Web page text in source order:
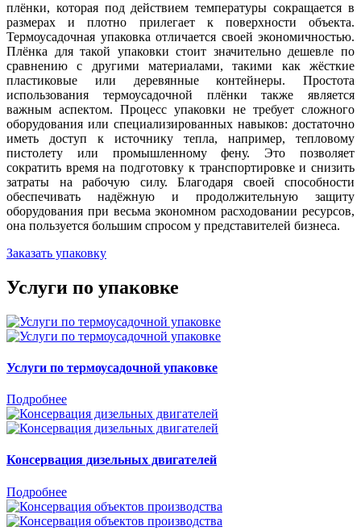
плёнки, которая под действием температуры сокращается в
размерах и плотно прилегает к поверхности объекта.
Термоусадочная упаковка отличается своей экономичностью.
Плёнка для такой упаковки стоит значительно дешевле по
сравнению с другими материалами, такими как жёсткие
пластиковые или деревянные контейнеры. Простота
использования термоусадочной плёнки также является
важным аспектом. Процесс упаковки не требует сложного
оборудования или специализированных навыков: достаточно
иметь доступ к источнику тепла, например, тепловому
пистолету или промышленному фену. Это позволяет
сократить время на подготовку к транспортировке и снизить
затраты на рабочую силу. Благодаря своей способности
обеспечивать надёжную и продолжительную защиту
оборудования при весьма экономном расходовании ресурсов,
она пользуется большим спросом у представителей бизнеса.
Заказать упаковку
Услуги по упаковке
Услуги по термоусадочной упаковке
Подробнее
Консервация дизельных двигателей
Подробнее